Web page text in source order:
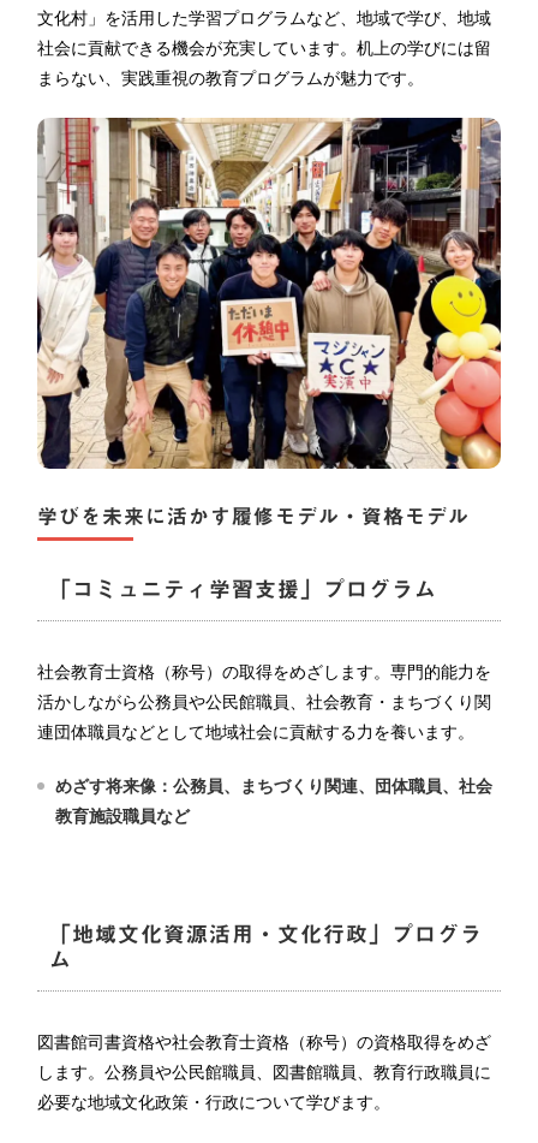
文化村」を活用した学習プログラムなど、地域で学び、地域
社会に貢献できる機会が充実しています。机上の学びには留
まらない、実践重視の教育プログラムが魅力です。
学びを未来に活かす履修モデル・資格モデル
「コミュニティ学習支援」プログラム
社会教育士資格（称号）の取得をめざします。専門的能力を
活かしながら公務員や公民館職員、社会教育・まちづくり関
連団体職員などとして地域社会に貢献する力を養います。
めざす将来像：公務員、まちづくり関連、団体職員、社会
教育施設職員など
「地域文化資源活用・文化行政」プログラ
ム
図書館司書資格や社会教育士資格（称号）の資格取得をめざ
します。公務員や公民館職員、図書館職員、教育行政職員に
必要な地域文化政策・行政について学びます。